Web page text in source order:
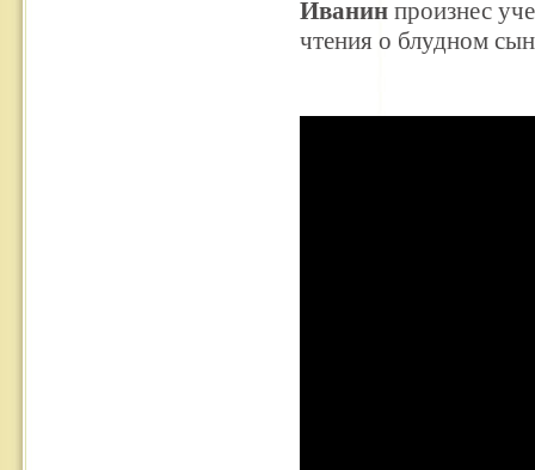
Иванин произнес
чтения о блудном